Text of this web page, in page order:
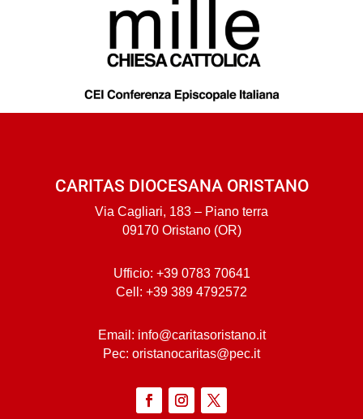
CARITAS DIOCESANA ORISTANO
Via Cagliari, 183 – Piano terra
09170 Oristano (OR)
Ufficio: +39 0783 70641
Cell: +39 389 4792572
Email: info@caritasoristano.it
Pec: oristanocaritas@pec.it